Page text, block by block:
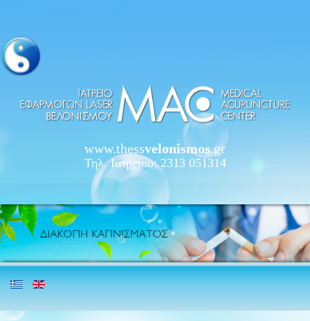
www.thessvelonismos.gr
Τηλ. Ιατρείου: 2313 051314